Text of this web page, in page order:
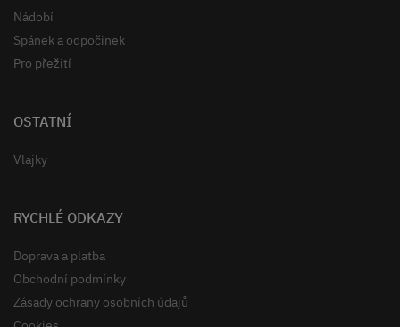
Nádobí
Spánek a odpočinek
Pro přežití
OSTATNÍ
Vlajky
RYCHLÉ ODKAZY
Doprava a platba
Obchodní podmínky
Zásady ochrany osobních údajů